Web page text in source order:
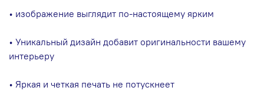
• изображение выглядит по-настоящему ярким
• Уникальный дизайн добавит оригинальности вашему
интерьеру
• Яркая и четкая печать не потускнеет